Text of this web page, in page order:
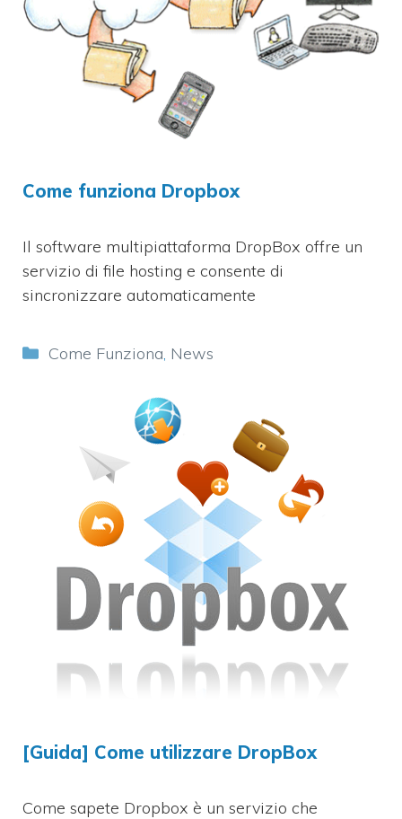
Come funziona Dropbox
Il software multipiattaforma DropBox offre un
servizio di file hosting e consente di
sincronizzare automaticamente
Categorie
Come Funziona News
[Guida] Come utilizzare DropBox
Come sapete Dropbox è un servizio che